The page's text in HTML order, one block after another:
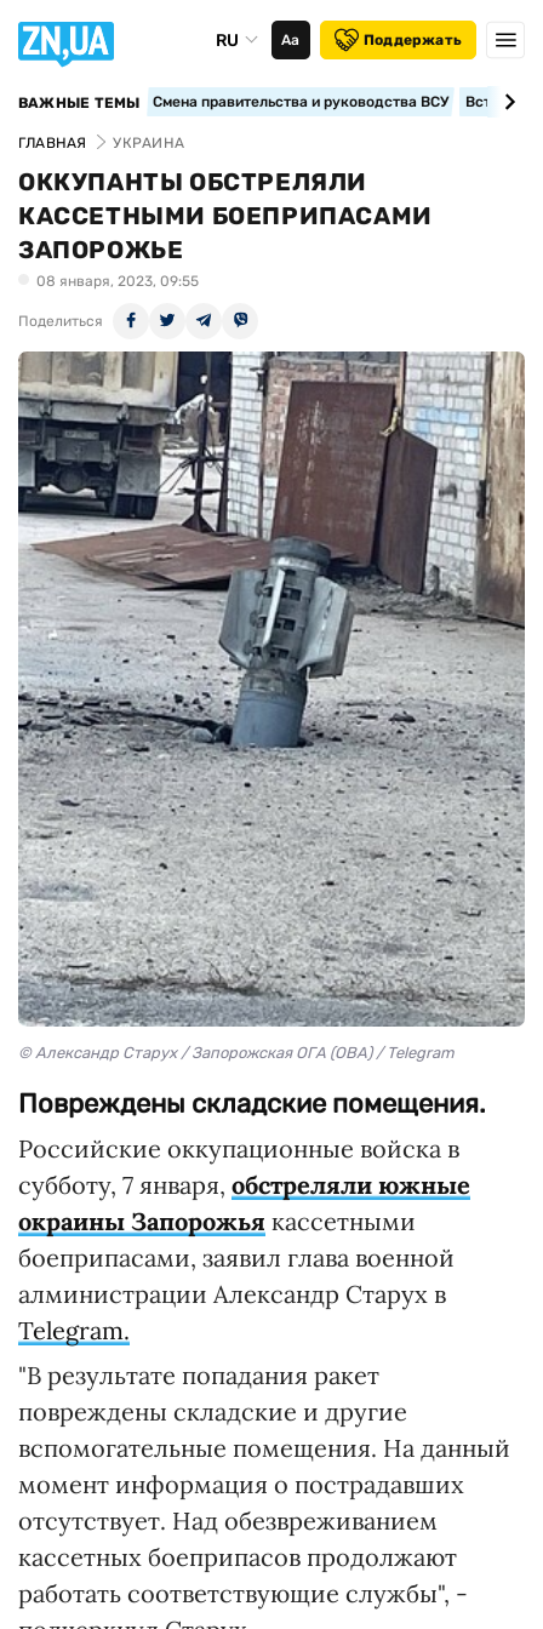
RU Аа Поддержать
ВАЖНЫЕ ТЕМЫ Смена правительства и руководства ВСУ
ГЛАВНАЯ УКРАИНА
ОККУПАНТЫ ОБСТРЕЛЯЛИ
КАССЕТНЫМИ БОЕПРИПАСАМИ
ЗАПОРОЖЬЕ
08 января, 2023, 09:55
Поделиться
© Александр Старух / Запорожская ОГА (ОВА) / Telegram
Повреждены складские помещения.
Российские оккупационные войска в
субботу, 7 января, обстреляли южные
окраины Запорожья кассетными
боеприпасами, заявил глава военной
алминистрации Александр Старух в
Telegram.
"В результате попадания ракет
повреждены складские и другие
вспомогательные помещения. На данный
момент информация о пострадавших
отсутствует. Над обезвреживанием
кассетных боеприпасов продолжают
работать соответствующие службы", -